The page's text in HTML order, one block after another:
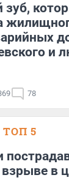
зуб,
и
78
ТОП 5
в